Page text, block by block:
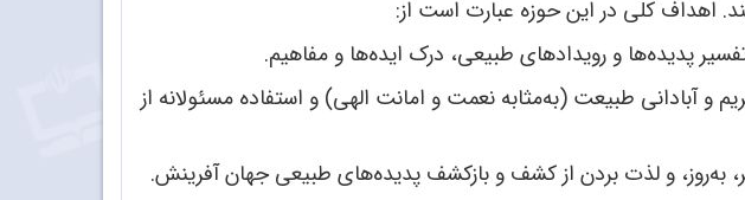
اهداف کلی در این حوزه عبارت است از:
پدیده‌ها و رویدادهای طبیعی، درک ایده‌ها و مفاهیم.
آبادانی طبیعت (به‌مثابه نعمت و امانت الهی) و استفاده مسئولانه از
به‌روز، و لذت بردن از کشف و بازکشف پدیده‌های طبیعی جهان آفرینش.